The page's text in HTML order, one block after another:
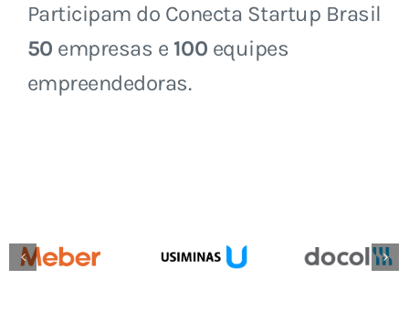
Participam do Conecta Startup Brasil
50 empresas e 100 equipes
empreendedoras.